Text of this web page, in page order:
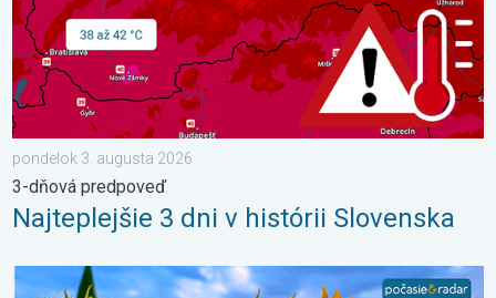
pondelok 3. augusta 2026
3-dňová predpoveď
Najteplejšie 3 dni v histórii Slovenska
Žatva, dovolenky a najteplejšie počasie. Mesiac júl. . . sobota